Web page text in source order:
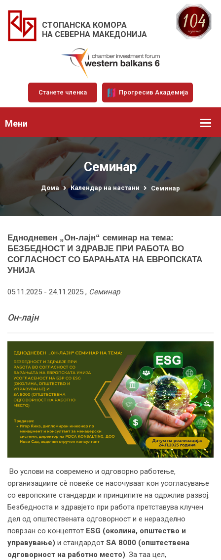
СТОПАНСКА КОМОРА
НА СЕВЕРНА МАКЕДОНИЈА
Станете членка Прогресив Академија
Мени
Семинар
Дома Календар на настани Семинар
Еднодневен „Он-лајн“ семинар на тема:
БЕЗБЕДНОСТ И ЗДРАВЈЕ ПРИ РАБОТА ВО
СОГЛАСНОСТ СО БАРАЊАТА НА ЕВРОПСКАТА
УНИЈА
05.11.2025 - 24.11.2025 , Семинар
Он-лајн
Во услови на современо и одговорно работење,
организациите сè повеќе се насочуваат кон усогласување
со европските стандарди и принципите на одржлив развој.
Безбедноста и здравјето при работа претставува клучен
дел од општествената одговорност и е неразделно
поврзан со концептот ESG (околина, општество и
управување) и стандардот SA 8000 (општествена
одговорност на работно место). За таа цел,